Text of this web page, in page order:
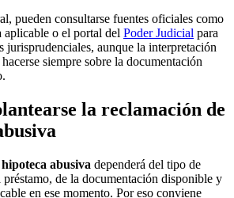
pueden consultarse fuentes oficiales como
aplicable o el portal del Poder Judicial para
jurisprudenciales, aunque la interpretación
siempre sobre la documentación
la reclamación de
abusiva dependerá del tipo de
préstamo, de la documentación disponible y
en ese momento. Por eso conviene